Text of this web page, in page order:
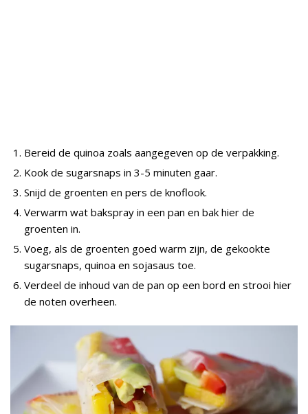
Bereid de quinoa zoals aangegeven op de verpakking.
Kook de sugarsnaps in 3-5 minuten gaar.
Snijd de groenten en pers de knoflook.
Verwarm wat bakspray in een pan en bak hier de
groenten in.
Voeg, als de groenten goed warm zijn, de gekookte
sugarsnaps, quinoa en sojasaus toe.
Verdeel de inhoud van de pan op een bord en strooi hier
de noten overheen.